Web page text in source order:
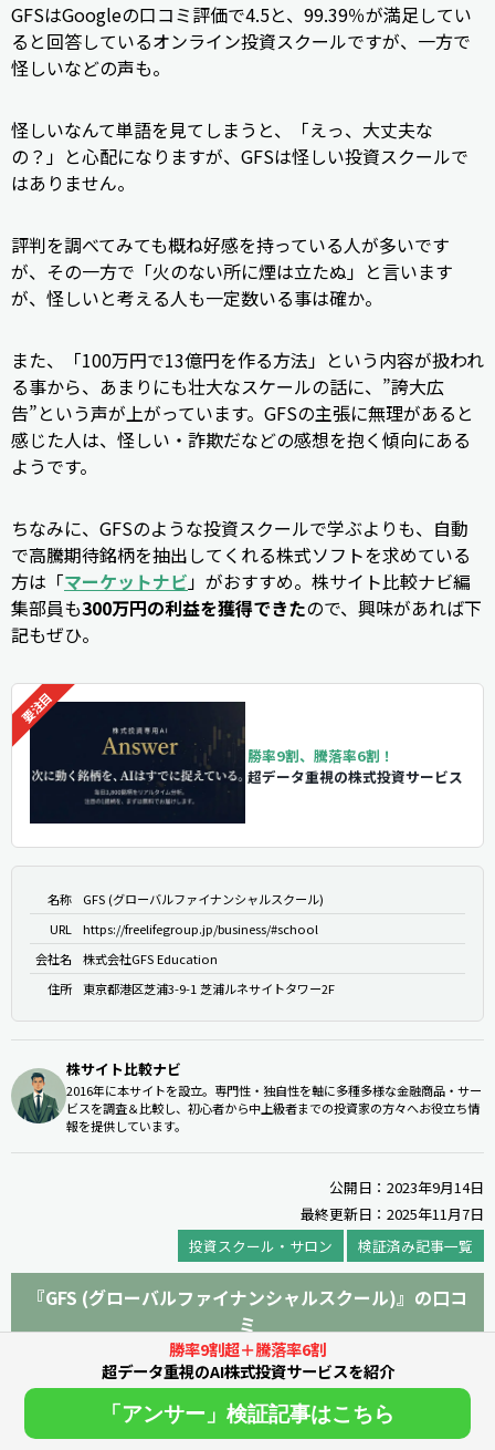
GFSはGoogleの口コミ評価で4.5と、99.39％が満足してい
ると回答しているオンライン投資スクールですが、一方で
怪しいなどの声も。
怪しいなんて単語を見てしまうと、「えっ、大丈夫な
の？」と心配になりますが、GFSは怪しい投資スクールで
はありません。
評判を調べてみても概ね好感を持っている人が多いです
が、その一方で「火のない所に煙は立たぬ」と言います
が、怪しいと考える人も一定数いる事は確か。
また、「100万円で13億円を作る方法」という内容が扱われ
る事から、あまりにも壮大なスケールの話に、”誇大広
告”という声が上がっています。GFSの主張に無理があると
感じた人は、怪しい・詐欺だなどの感想を抱く傾向にある
ようです。
ちなみに、GFSのような投資スクールで学ぶよりも、自動
で高騰期待銘柄を抽出してくれる株式ソフトを求めている
方は「マーケットナビ」がおすすめ。株サイト比較ナビ編
集部員も300万円の利益を獲得できたので、興味があれば下
記もぜひ。
勝率9割、騰落率6割！
超データ重視の株式投資サービス
名称
GFS (グローバルファイナンシャルスクール)
URL
https://freelifegroup.jp/business/#school
会社名
株式会社GFS Education
住所
東京都港区芝浦3-9-1 芝浦ルネサイトタワー2F
株サイト比較ナビ
2016年に本サイトを設立。専門性・独自性を軸に多種多様な金融商品・サー
ビスを調査＆比較し、初心者から中上級者までの投資家の方々へお役立ち情
報を提供しています。
公開日：2023年9月14日
最終更新日：2025年11月7日
投資スクール・サロン
検証済み記事一覧
『GFS (グローバルファイナンシャルスクール)』の口コ
ミ
口コミを投稿する
勝率9割超＋騰落率6割
超データ重視のAI株式投資サービスを紹介
「アンサー」検証記事はこちら